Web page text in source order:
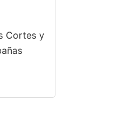
Cortes y